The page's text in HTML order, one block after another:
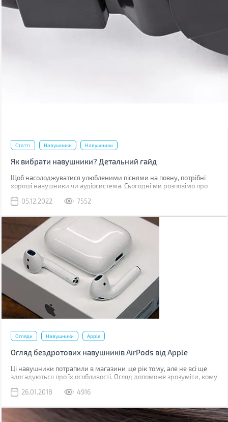
Статті Навушники Навушники
Як вибрати навушники? Детальний гайд
Щоб насолоджуватися улюбленими піснями на повну, потрібні
хороші навушники чи аудіосистема. Сьогодні ми розповімо про
інші фактори, які потрібно врахувати при виборі.
05.12.2022 7552
Огляди Навушники Apple
Огляд бездротових навушників AirPods від Apple
Ці навушники потрапили в магазини ще рік тому, але не всі ще
здогадуються про їх особливості. Огляд допоможе зрозуміти, кому
26.01.2018
4916